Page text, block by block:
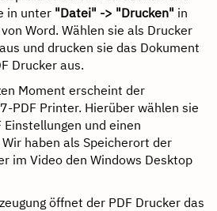
in unter "Datei" -> "Drucken" in
Word. Wählen sie als Drucker
und drucken sie das Dokument
Drucker aus.
Moment erscheint der
PDF Printer. Hierüber wählen sie
Einstellungen und einen
haben als Speicherort der
im Video den Windows Desktop
öffnet der PDF Drucker das